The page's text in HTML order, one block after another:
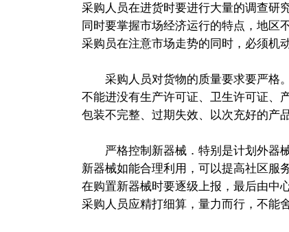
采购人员在进货时要进行大量的调查研
同时要掌握市场经济运行的特点，地区
采购员在注意市场走势的同时，必须机
采购人员对货物的质量要求要严格。
不能进没有生产许可证、卫生许可证、
包装不完整、过期失效、以次充好的产
严格控制新器械．特别是计划外器械
新器械如能合理利用，可以提高社区服
在购置新器械时要逐级上报，最后由中
采购人员应精打细算，量力而行，不能